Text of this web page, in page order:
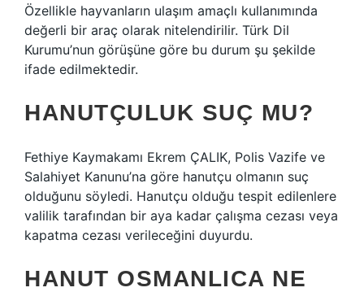
Özellikle hayvanların ulaşım amaçlı kullanımında
değerli bir araç olarak nitelendirilir. Türk Dil
Kurumu’nun görüşüne göre bu durum şu şekilde
ifade edilmektedir.
HANUTÇULUK SUÇ MU?
Fethiye Kaymakamı Ekrem ÇALIK, Polis Vazife ve
Salahiyet Kanunu’na göre hanutçu olmanın suç
olduğunu söyledi. Hanutçu olduğu tespit edilenlere
valilik tarafından bir aya kadar çalışma cezası veya
kapatma cezası verileceğini duyurdu.
HANUT OSMANLICA NE